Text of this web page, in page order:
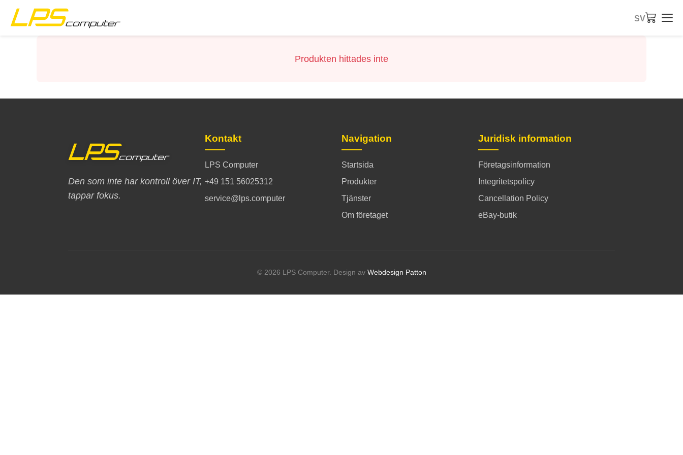
SV
Produkten hittades inte
Den som inte har kontroll över IT,
tappar fokus.
Kontakt
LPS Computer
+49 151 56025312
service@lps.computer
Navigation
Startsida
Produkter
Tjänster
Om företaget
Juridisk information
Företagsinformation
Integritetspolicy
Cancellation Policy
eBay-butik
© 2026 LPS Computer. Design av Webdesign Patton